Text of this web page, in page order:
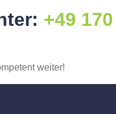
+49 170
weiter!